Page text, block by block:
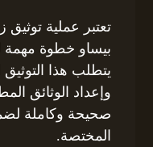
تعتبر عملية توثيق
بيساو خطوة
يتطلب هذا
وإعداد الوثائق
صحيحة وكاملة
المختصة.